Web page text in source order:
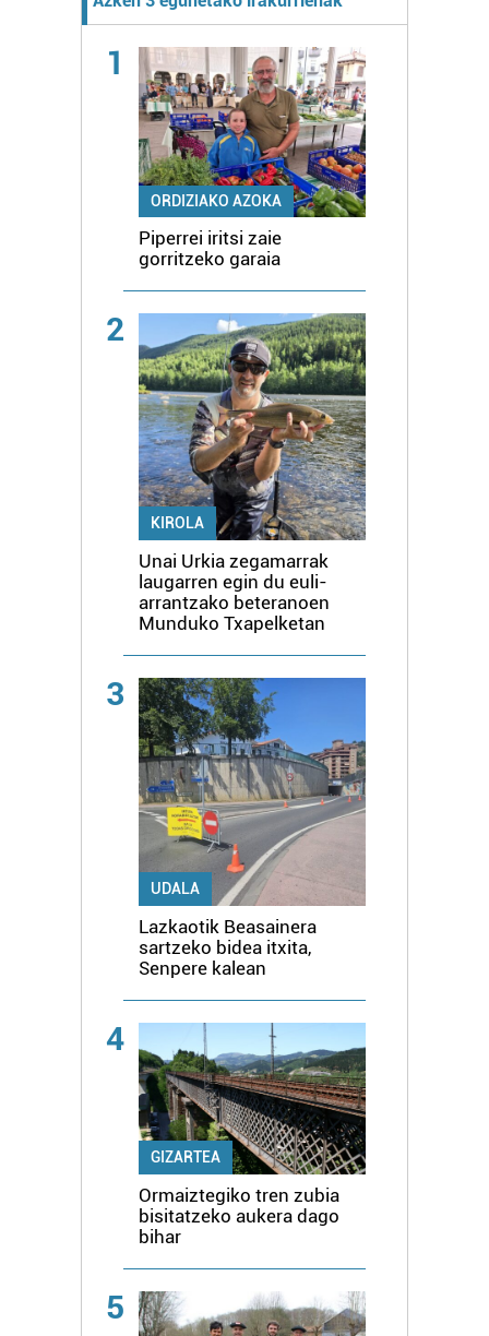
1
ORDIZIAKO AZOKA
Piperrei iritsi zaie
gorritzeko garaia
2
KIROLA
Unai Urkia zegamarrak
laugarren egin du euli-
arrantzako beteranoen
Munduko Txapelketan
3
UDALA
Lazkaotik Beasainera
sartzeko bidea itxita,
Senpere kalean
4
GIZARTEA
Ormaiztegiko tren zubia
bisitatzeko aukera dago
bihar
5